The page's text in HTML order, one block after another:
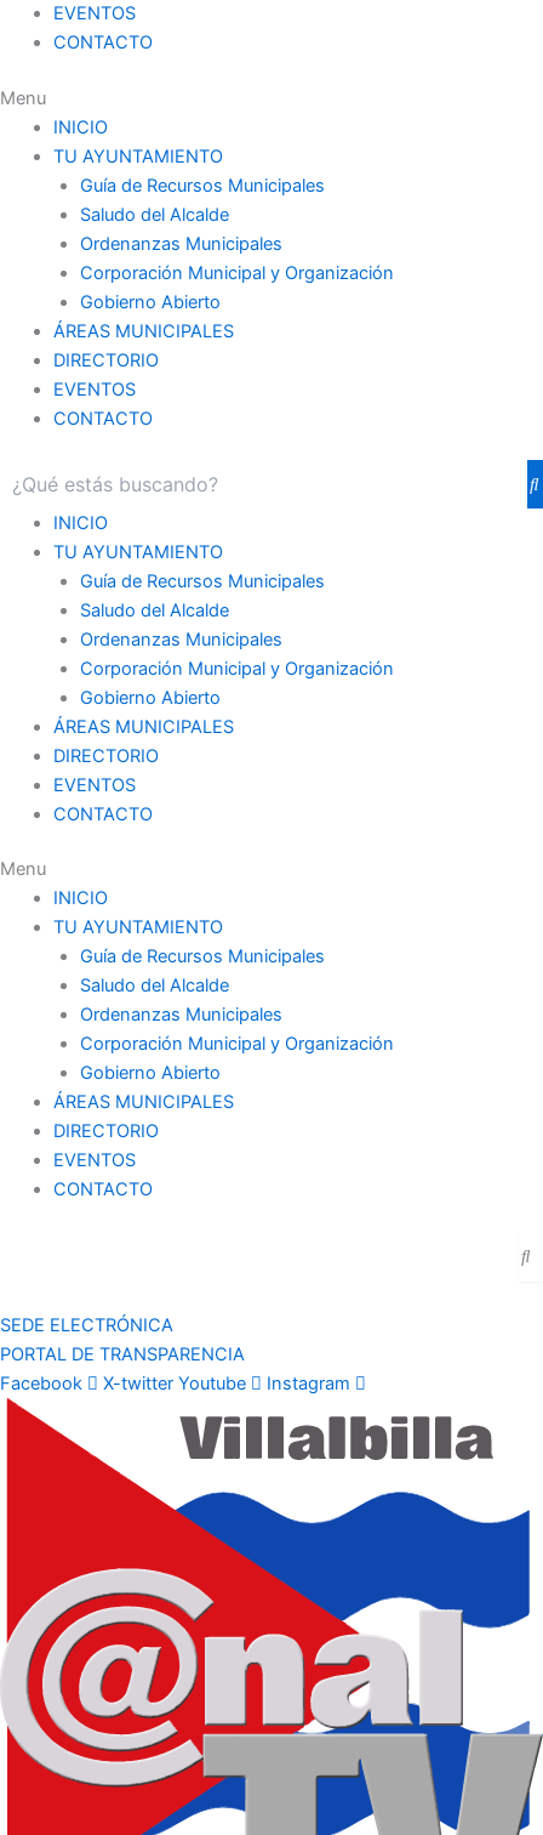
EVENTOS
CONTACTO
Menu
INICIO
TU AYUNTAMIENTO
Guía de Recursos Municipales
Saludo del Alcalde
Ordenanzas Municipales
Corporación Municipal y Organización
Gobierno Abierto
ÁREAS MUNICIPALES
DIRECTORIO
EVENTOS
CONTACTO
INICIO
TU AYUNTAMIENTO
Guía de Recursos Municipales
Saludo del Alcalde
Ordenanzas Municipales
Corporación Municipal y Organización
Gobierno Abierto
ÁREAS MUNICIPALES
DIRECTORIO
EVENTOS
CONTACTO
Menu
INICIO
TU AYUNTAMIENTO
Guía de Recursos Municipales
Saludo del Alcalde
Ordenanzas Municipales
Corporación Municipal y Organización
Gobierno Abierto
ÁREAS MUNICIPALES
DIRECTORIO
EVENTOS
CONTACTO
SEDE ELECTRÓNICA
PORTAL DE TRANSPARENCIA
Facebook
X-twitter Youtube Instagram